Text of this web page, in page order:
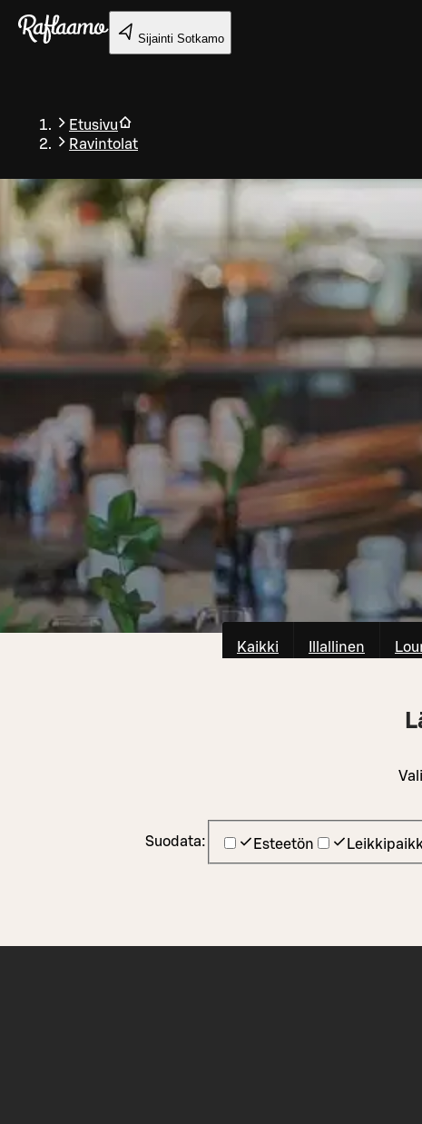
Siirry pääsisältöön
Sijainti Sotkamo
Etusivu
Ravintolat
Kaikki Illallinen
Suodata: Esteetön